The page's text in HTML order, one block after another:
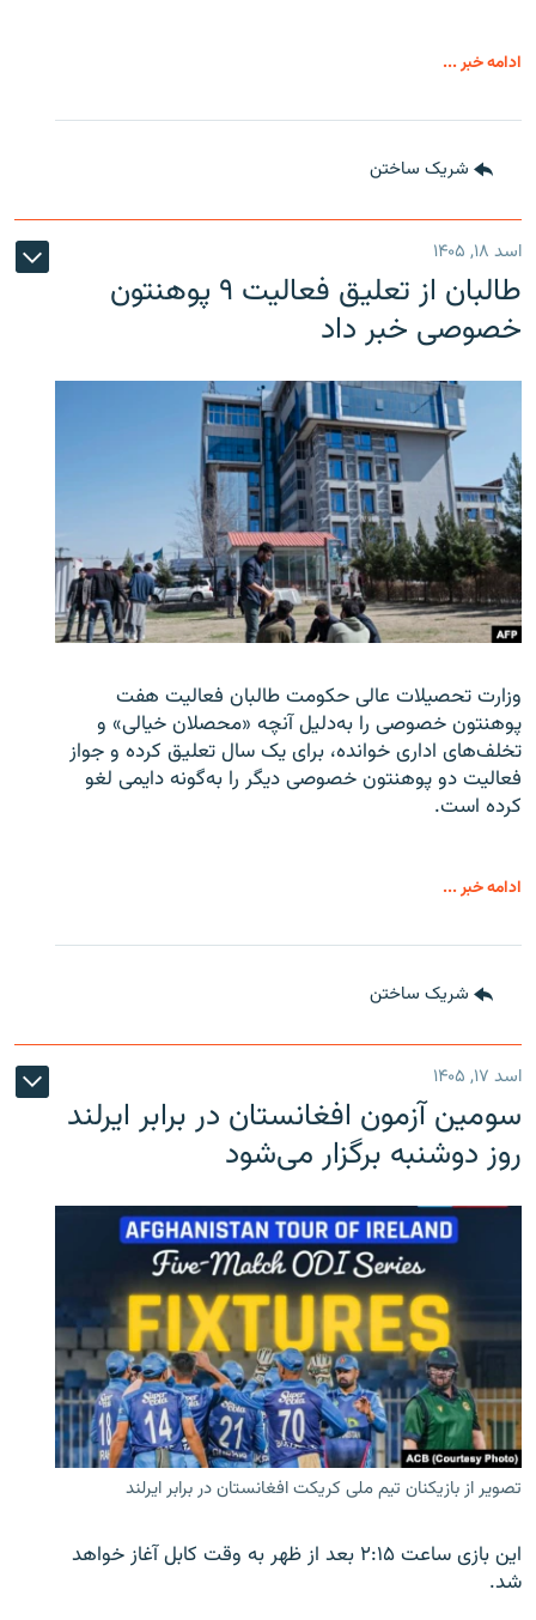
ادامه خبر ...
شریک ساختن
اسد ۱۸, ۱۴۰۵
طالبان از تعلیق فعالیت ۹ پوهنتون
خصوصی خبر داد
وزارت تحصیلات عالی حکومت طالبان فعالیت هفت
پوهنتون خصوصی را به‌دلیل آنچه «محصلان خیالی» و
تخلف‌های اداری خوانده، برای یک سال تعلیق کرده و جواز
فعالیت دو پوهنتون خصوصی دیگر را به‌گونه دایمی لغو
کرده است.
ادامه خبر ...
شریک ساختن
اسد ۱۷, ۱۴۰۵
سومین آزمون افغانستان در برابر ایرلند
روز دوشنبه برگزار می‌شود
تصویر از بازیکنان تیم ملی کریکت افغانستان در برابر ایرلند
این بازی ساعت ۲:۱۵ بعد از ظهر به وقت کابل آغاز خواهد
شد.